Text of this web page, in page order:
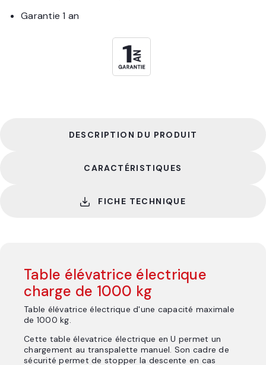
Garantie 1 an
DESCRIPTION DU PRODUIT
CARACTÉRISTIQUES
FICHE TECHNIQUE
Table élévatrice électrique
charge de 1000 kg
Table élévatrice électrique d'une capacité maximale
de 1000 kg.
Cette table élevatrice électrique en U permet un
chargement au transpalette manuel. Son cadre de
sécurité permet de stopper la descente en cas